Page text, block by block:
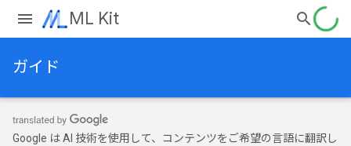
ML Kit
ガイド
Google は AI 技術を使用して、コンテンツをご希望の言語に翻訳し